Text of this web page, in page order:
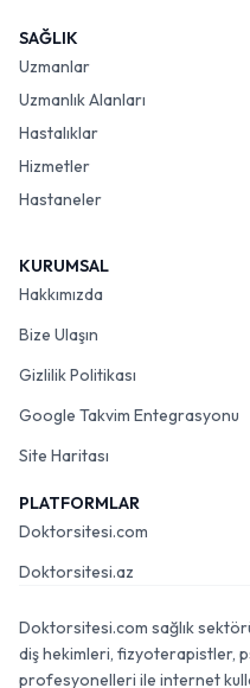
SAĞLIK
Uzmanlar
Uzmanlık Alanları
Hastalıklar
Hizmetler
Hastaneler
KURUMSAL
Hakkımızda
Bize Ulaşın
Gizlilik Politikası
Google Takvim Entegrasyonu
Site Haritası
PLATFORMLAR
Doktorsitesi.com
Doktorsitesi.az
Doktorsitesi.com sağlık
diş hekimleri, fizyoterapistler,
profesyonelleri ile internet